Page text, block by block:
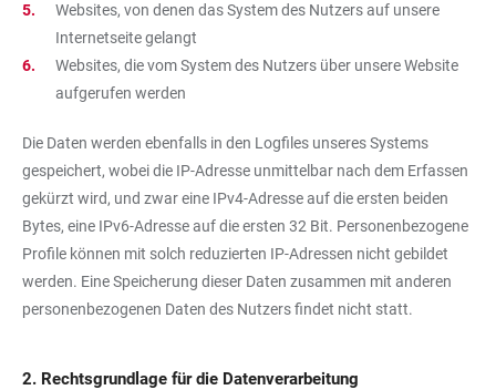
Websites, von denen das System des Nutzers auf unsere
Internetseite gelangt
Websites, die vom System des Nutzers über unsere Website
aufgerufen werden
Die Daten werden ebenfalls in den Logfiles unseres Systems
gespeichert, wobei die IP-Adresse unmittelbar nach dem Erfassen
gekürzt wird, und zwar eine IPv4-Adresse auf die ersten beiden
Bytes, eine IPv6-Adresse auf die ersten 32 Bit. Personenbezogene
Profile können mit solch reduzierten IP-Adressen nicht gebildet
werden. Eine Speicherung dieser Daten zusammen mit anderen
personenbezogenen Daten des Nutzers findet nicht statt.
2. Rechtsgrundlage für die Datenverarbeitung